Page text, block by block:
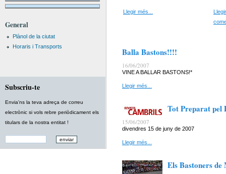
General
Plànol de la ciutat
Horaris i Transports
Subscriu-te
Envia'ns la teva adreça de correu
electrònic si vols rebre periòdicament els
titulars de la nostra entitat !
Llegir més...
Balla Bastons!!!!
16/06/2007
VINE A BALLAR BASTONS!*
Llegir més...
Tot Preparat pel
15/06/2007
divendres 15 de juny de 2007
Llegir més...
Els Bastoners